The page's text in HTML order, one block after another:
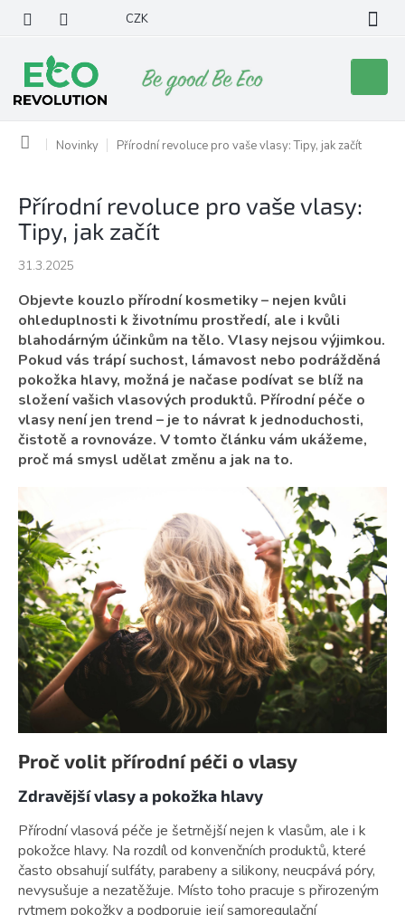
obsah
CZK
košík
Domů Novinky Přírodní revoluce pro vaše vlasy: Tipy, jak začít
Přírodní revoluce pro vaše vlasy:
Tipy, jak začít
31.3.2025
Objevte kouzlo přírodní kosmetiky – nejen kvůli
ohleduplnosti k životnímu prostředí, ale i kvůli
blahodárným účinkům na tělo. Vlasy nejsou výjimkou.
Pokud vás trápí suchost, lámavost nebo podrážděná
pokožka hlavy, možná je načase podívat se blíž na
složení vašich vlasových produktů. Přírodní péče o
vlasy není jen trend – je to návrat k jednoduchosti,
čistotě a rovnováze. V tomto článku vám ukážeme,
proč má smysl udělat změnu a jak na to.
Proč volit přírodní péči o vlasy
Zdravější vlasy a pokožka hlavy
Přírodní vlasová péče je šetrnější nejen k vlasům, ale i k
pokožce hlavy. Na rozdíl od konvenčních produktů, které
často obsahují sulfáty, parabeny a silikony, neucpává póry,
nevysušuje a nezatěžuje. Místo toho pracuje s přirozeným
rytmem pokožky a podporuje její samoregulační